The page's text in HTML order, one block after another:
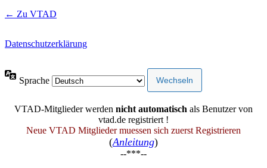
← Zu VTAD
Datenschutzerklärung
Sprache
VTAD-Mitglieder werden nicht automatisch als Benutzer von
vtad.de registriert !
Neue VTAD Mitglieder muessen sich zuerst Registrieren
(Anleitung)
--***--